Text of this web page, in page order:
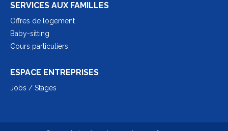
SERVICES AUX FAMILLES
Offres de logement
Baby-sitting
Cours particuliers
ESPACE ENTREPRISES
Jobs / Stages